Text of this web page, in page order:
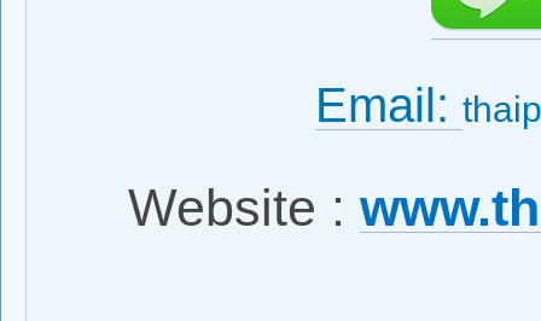
Email:
Website :